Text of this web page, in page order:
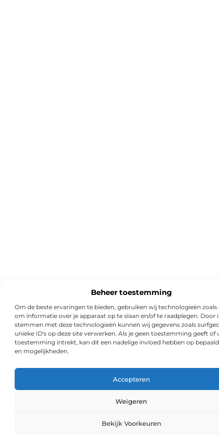
Beheer toestemming
Om de beste ervaringen te bieden, gebruiken wij technologieën zoals
om informatie over je apparaat op te slaan en/of te raadplegen. Door
stemmen met deze technologieën kunnen wij gegevens zoals
unieke ID's op deze site verwerken. Als je geen toestemming geeft of
toestemming intrekt, kan dit een nadelige invloed hebben op
en mogelijkheden.
Accepteren
Weigeren
Bekijk Voorkeuren